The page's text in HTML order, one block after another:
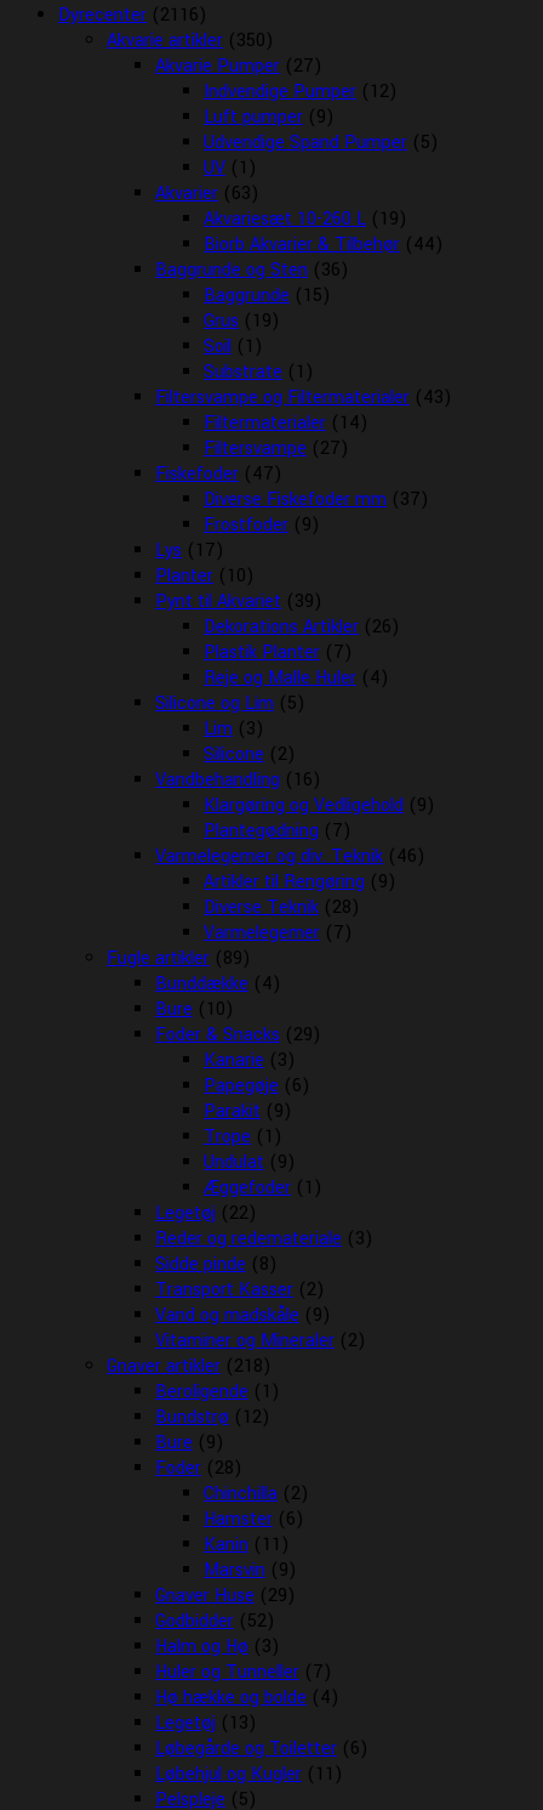
Dyrecenter (2116)
Akvarie artikler (350)
Akvarie Pumper (27)
Indvendige Pumper (12)
Luft pumper (9)
Udvendige Spand Pumper (5)
UV (1)
Akvarier (63)
Akvariesæt 10-260 L (19)
Biorb Akvarier & Tilbehør (44)
Baggrunde og Sten (36)
Baggrunde (15)
Grus (19)
Soil (1)
Substrate (1)
Filtersvampe og Filtermaterialer (43)
Filtermaterialer (14)
Filtersvampe (27)
Fiskefoder (47)
Diverse Fiskefoder mm (37)
Frostfoder (9)
Lys (17)
Planter (10)
Pynt til Akvariet (39)
Dekorations Artikler (26)
Plastik Planter (7)
Reje og Malle Huler (4)
Silicone og Lim (5)
Lim (3)
Silicone (2)
Vandbehandling (16)
Klargøring og Vedligehold (9)
Plantegødning (7)
Varmelegemer og div. Teknik (46)
Artikler til Rengøring (9)
Diverse Teknik (28)
Varmelegemer (7)
Fugle artikler (89)
Bunddække (4)
Bure (10)
Foder & Snacks (29)
Kanarie (3)
Papegøje (6)
Parakit (9)
Trope (1)
Undulat (9)
Æggefoder (1)
Legetøj (22)
Reder og redemateriale (3)
Sidde pinde (8)
Transport Kasser (2)
Vand og madskåle (9)
Vitaminer og Mineraler (2)
Gnaver artikler (218)
Beroligende (1)
Bundstrø (12)
Bure (9)
Foder (28)
Chinchilla (2)
Hamster (6)
Kanin (11)
Marsvin (9)
Gnaver Huse (29)
Godbidder (52)
Halm og Hø (3)
Huler og Tunneller (7)
Hø hække og bolde (4)
Legetøj (13)
Løbegårde og Toiletter (6)
Løbehjul og Kugler (11)
Pelspleje (5)